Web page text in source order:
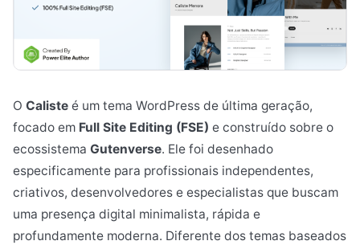
O Caliste é um tema WordPress de última geração,
focado em Full Site Editing (FSE) e construído sobre o
ecossistema Gutenverse. Ele foi desenhado
especificamente para profissionais independentes,
criativos, desenvolvedores e especialistas que buscam
uma presença digital minimalista, rápida e
profundamente moderna. Diferente dos temas baseados